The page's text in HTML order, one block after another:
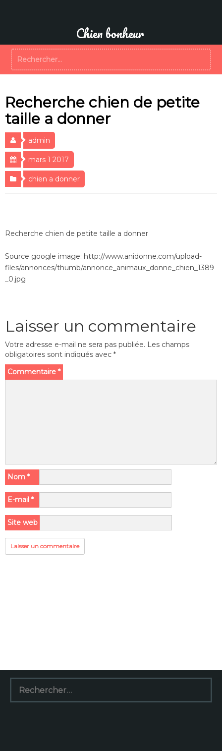
Chien bonheur
Recherche chien de petite
taille a donner
admin
mars 1 2017
chien a donner
Recherche chien de petite taille a donner
Source google image: http://www.anidonne.com/upload-
files/annonces/thumb/annonce_animaux_donne_chien_1389
_0.jpg
Laisser un commentaire
Votre adresse e-mail ne sera pas publiée. Les champs
obligatoires sont indiqués avec *
Commentaire *
Nom *
E-mail *
Site web
Rechercher :
Rechercher :